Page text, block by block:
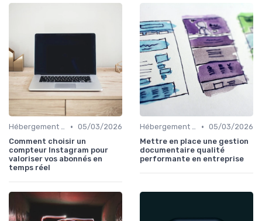
Hébergement et Maintenance Web • 05/03/2026
Comment choisir un
compteur Instagram pour
valoriser vos abonnés en
temps réel
Hébergement et Maintenance Web • 05/03/2026
Mettre en place une gestion
documentaire qualité
performante en entreprise